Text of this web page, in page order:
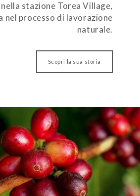
stazione Torea Village,
nel processo di lavorazione
naturale.
Scopri la sua storia